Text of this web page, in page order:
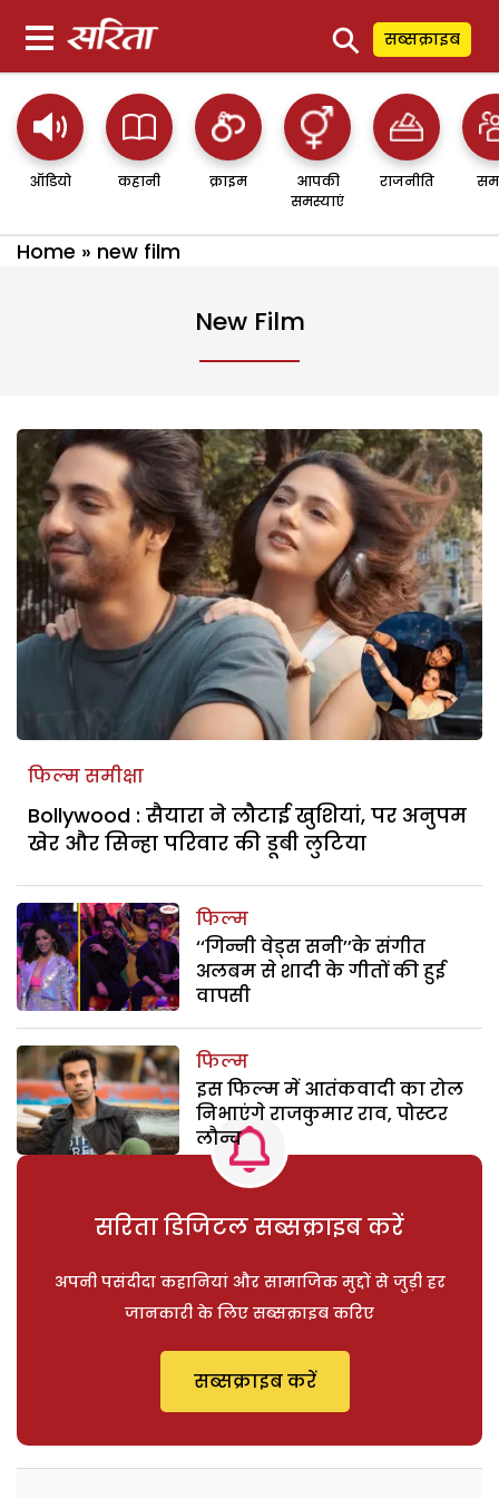
⚲ सब्सक्राइब
ऑडियो कहानी क्राइम
आपकी
समस्याएं
राजनीति
Home » new film
New Film
फिल्म समीक्षा
Bollywood : सैयारा ने लौटाई खुशियां, पर अनुपम
खेर और सिन्हा परिवार की डूबी लुटिया
फिल्म
‘‘गिन्नी वेड्स सनी’’के संगीत
अलबम से शादी के गीतों की हुई
वापसी
फिल्म
इस फिल्म में आतंकवादी का रोल
निभाएंगे राजकुमार राव, पोस्टर
लौन्च
सरिता डिजिटल सब्सक्राइब करें
अपनी पसंदीदा कहानियां और सामाजिक मुद्दों से जुड़ी हर
जानकारी के लिए सब्सक्राइब करिए
सब्सक्राइब करें